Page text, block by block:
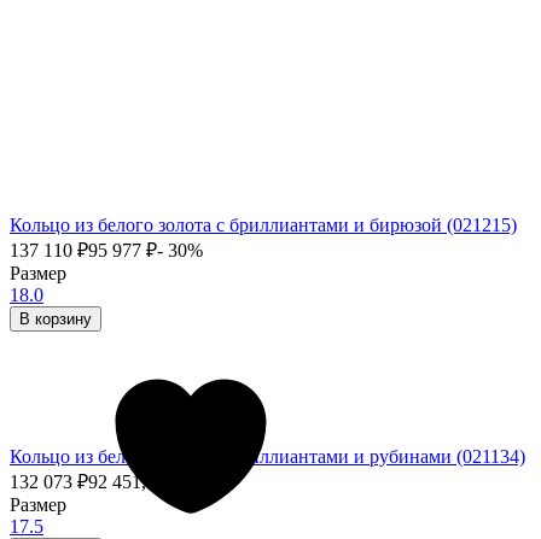
Кольцо из белого золота с бриллиантами и бирюзой (021215)
137 110 ₽95 977 ₽- 30%
Размер
18.0
В корзину
Кольцо из белого золота с бриллиантами и рубинами (021134)
132 073 ₽92 451,10
Размер
17.5